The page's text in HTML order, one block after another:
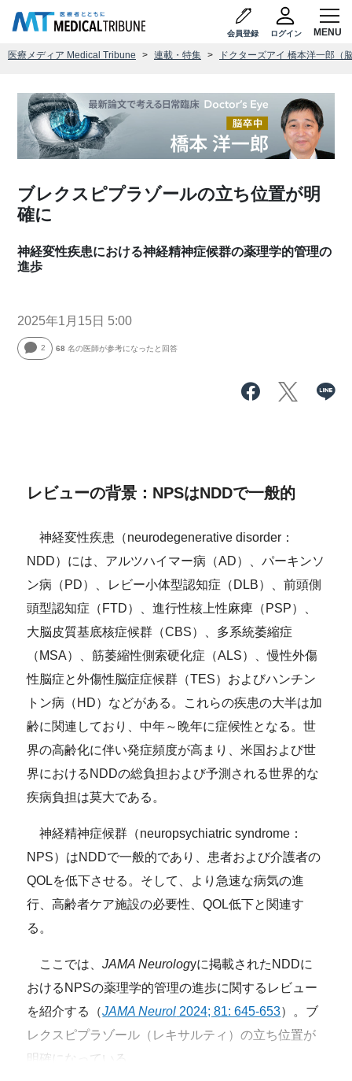
会員登録 ログイン
医療メディア Medical Tribune 連載・特集 ドクターズアイ 橋本洋一郎（
ブレクスピプラゾールの立ち位置が明
確に
神経変性疾患における神経精神症候群の薬理学的管理の
進歩
2025年1月15日 5:00
2 68 名の医師が参考になったと回答
レビューの背景：NPSはNDDで一般的
神経変性疾患（neurodegenerative disorder：
NDD）には、アルツハイマー病（AD）、パーキンソ
ン病（PD）、レビー小体型認知症（DLB）、前頭側
頭型認知症（FTD）、進行性核上性麻痺（PSP）、
大脳皮質基底核症候群（CBS）、多系統萎縮症
（MSA）、筋萎縮性側索硬化症（ALS）、慢性外傷
性脳症と外傷性脳症症候群（TES）およびハンチン
トン病（HD）などがある。これらの疾患の大半は加
齢に関連しており、中年～晩年に症候性となる。世
界の高齢化に伴い発症頻度が高まり、米国および世
界におけるNDDの総負担および予測される世界的な
疾病負担は莫大である。
神経精神症候群（neuropsychiatric syndrome：
NPS）はNDDで一般的であり、患者および介護者の
QOLを低下させる。そして、より急速な病気の進
行、高齢者ケア施設の必要性、QOL低下と関連す
る。
ここでは、JAMA Neurologyに掲載されたNDDに
おけるNPSの薬理学的管理の進歩に関するレビュー
を紹介する（JAMA Neurol 2024; 81: 645-653）。ブ
レクスピプラゾール（レキサルティ）の立ち位置が
明確になっている。